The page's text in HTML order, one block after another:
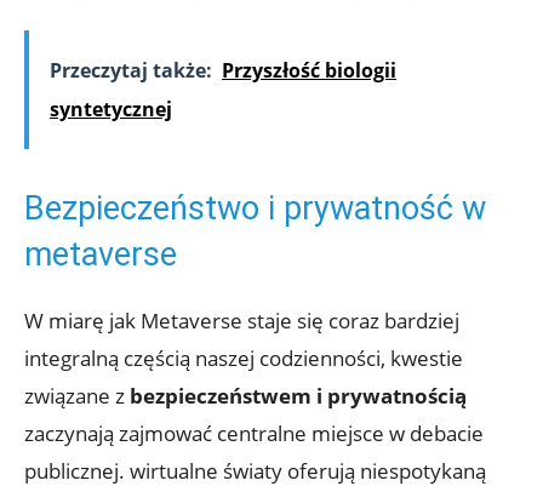
Przeczytaj także: Przyszłość biologii
syntetycznej
Bezpieczeństwo i prywatność w
metaverse
W miarę jak Metaverse staje się coraz bardziej
integralną częścią naszej codzienności, kwestie
związane z bezpieczeństwem i prywatnością
zaczynają zajmować centralne miejsce w debacie
publicznej. wirtualne światy oferują niespotykaną